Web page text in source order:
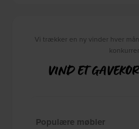
Vi trækker en ny vinder hver
VIND ET
Populære møbler